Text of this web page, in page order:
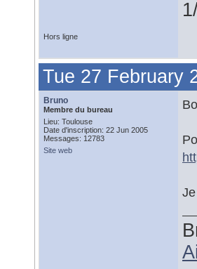
Hors ligne
Tue 27 February
Bruno
Membre du bureau
Lieu: Toulouse
Date d'inscription: 22 Jun 2005
Messages: 12783
Site web